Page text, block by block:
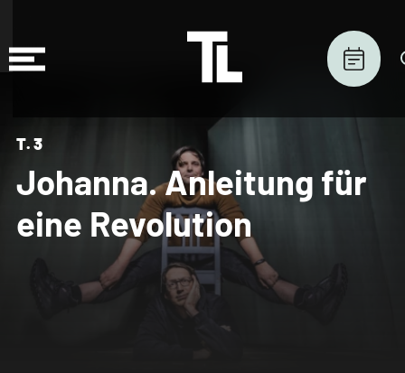
T.3
Johanna. Anleitung für
eine Revolution